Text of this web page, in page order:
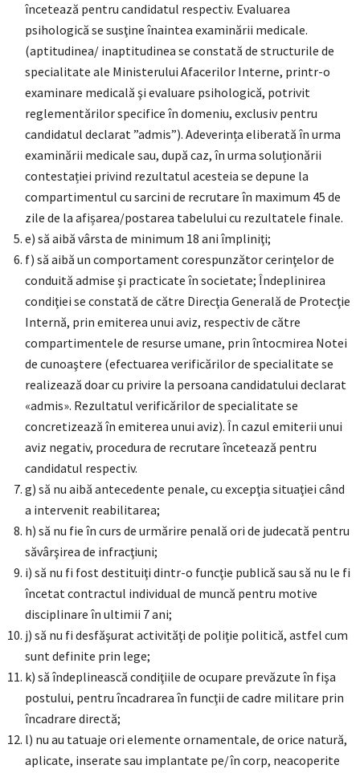
încetează pentru candidatul respectiv. Evaluarea
psihologică se susţine înaintea examinării medicale.
(aptitudinea/ inaptitudinea se constată de structurile de
specialitate ale Ministerului Afacerilor Interne, printr-o
examinare medicală şi evaluare psihologică, potrivit
reglementărilor specifice în domeniu, exclusiv pentru
candidatul declarat ”admis”). Adeverința eliberată în urma
examinării medicale sau, după caz, în urma soluționării
contestației privind rezultatul acesteia se depune la
compartimentul cu sarcini de recrutare în maximum 45 de
zile de la afișarea/postarea tabelului cu rezultatele finale.
e) să aibă vârsta de minimum 18 ani împliniţi;
f) să aibă un comportament corespunzător cerinţelor de
conduită admise şi practicate în societate; Îndeplinirea
condiţiei se constată de către Direcţia Generală de Protecţie
Internă, prin emiterea unui aviz, respectiv de către
compartimentele de resurse umane, prin întocmirea Notei
de cunoaştere (efectuarea verificărilor de specialitate se
realizează doar cu privire la persoana candidatului declarat
«admis». Rezultatul verificărilor de specialitate se
concretizează în emiterea unui aviz). În cazul emiterii unui
aviz negativ, procedura de recrutare încetează pentru
candidatul respectiv.
g) să nu aibă antecedente penale, cu excepţia situaţiei când
a intervenit reabilitarea;
h) să nu fie în curs de urmărire penală ori de judecată pentru
săvârşirea de infracţiuni;
i) să nu fi fost destituiţi dintr-o funcţie publică sau să nu le fi
încetat contractul individual de muncă pentru motive
disciplinare în ultimii 7 ani;
j) să nu fi desfăşurat activităţi de poliţie politică, astfel cum
sunt definite prin lege;
k) să îndeplinească condiţiile de ocupare prevăzute în fişa
postului, pentru încadrarea în funcţii de cadre militare prin
încadrare directă;
l) nu au tatuaje ori elemente ornamentale, de orice natură,
aplicate, inserate sau implantate pe/în corp, neacoperite